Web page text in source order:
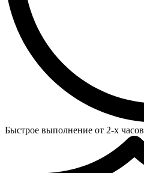
Быстрое выполнение от 2-х часов